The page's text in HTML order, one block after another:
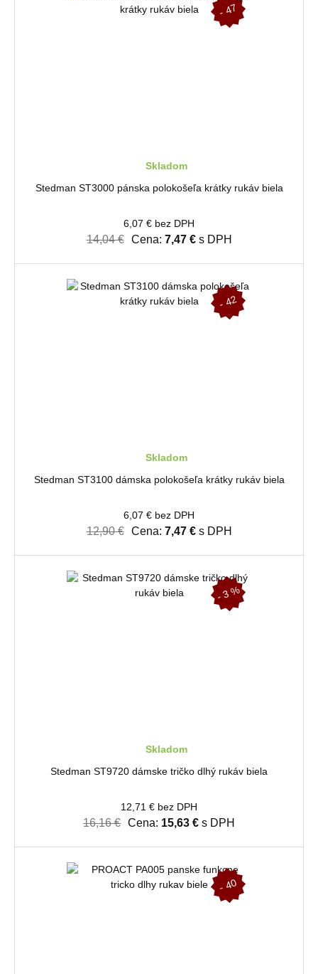
-
4
7
Skladom
Stedman ST3000 pánska polokošeľa krátky rukáv biela
6,07 € bez DPH
14,04 € Cena: 7,47 €s DPH
-
4
2
Skladom
Stedman ST3100 dámska polokošeľa krátky rukáv biela
6,07 € bez DPH
12,90 € Cena: 7,47 €s DPH
- 3 %
Skladom
Stedman ST9720 dámske tričko dlhý rukáv biela
12,71 € bez DPH
16,16 € Cena: 15,63 € s DPH
-
4
0